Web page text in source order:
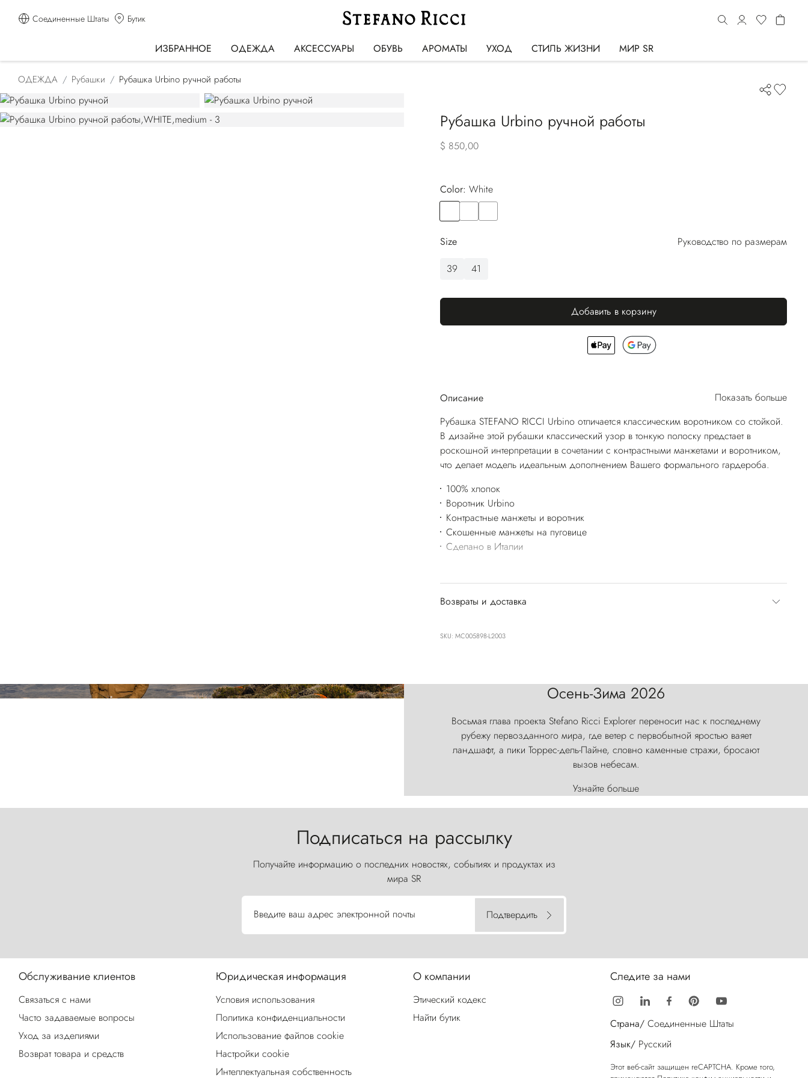
Соединенные Штаты Бутик
ИЗБРАННОЕ ОДЕЖДА АКСЕССУАРЫ ОБУВЬ АРОМАТЫ УХОД СТИЛЬ ЖИЗНИ МИР SR
ОДЕЖДА Рубашки Рубашка Urbino ручной работы
Рубашка Urbino ручной работы
$ 850,00
Color:
white
Size
Руководство по размерам
39
41
Добавить в корзину
Описание
Показать больше
Рубашка STEFANO RICCI Urbino отличается классическим воротником со стойкой.
В дизайне этой рубашки классический узор в тонкую полоску предстает в
роскошной интерпретации в сочетании с контрастными манжетами и воротником,
что делает модель идеальным дополнением Вашего формального гардероба.
100% хлопок
Воротник Urbino
Контрастные манжеты и воротник
Скошенные манжеты на пуговице
Сделано в Италии
Возвраты и доставка
SKU: MC005898-L2003
Осень-Зима 2026
Восьмая глава проекта Stefano Ricci Explorer переносит нас к последнему
рубежу первозданного мира, где ветер с первобытной яростью ваяет
ландшафт, а пики Торрес-дель-Пайне, словно каменные стражи, бросают
вызов небесам.
Узнайте больше
Подписаться на рассылку
Получайте информацию о последних новостях, событиях и продуктах из
мира SR
Введите ваш адрес электронной почты Подтвердить
Обслуживание клиентов
Связаться с нами
Часто задаваемые вопросы
Уход за изделиями
Возврат товара и средств
Юридическая информация
Условия использования
Политика конфиденциальности
Использование файлов cookie
Настройки cookie
Интеллектуальная собственность
О компании
Этический кодекс
Найти бутик
Следите за нами
Страна/ Соединенные Штаты
Язык/ Русский
Этот веб-сайт защищен reCAPTCHA. Кроме того,